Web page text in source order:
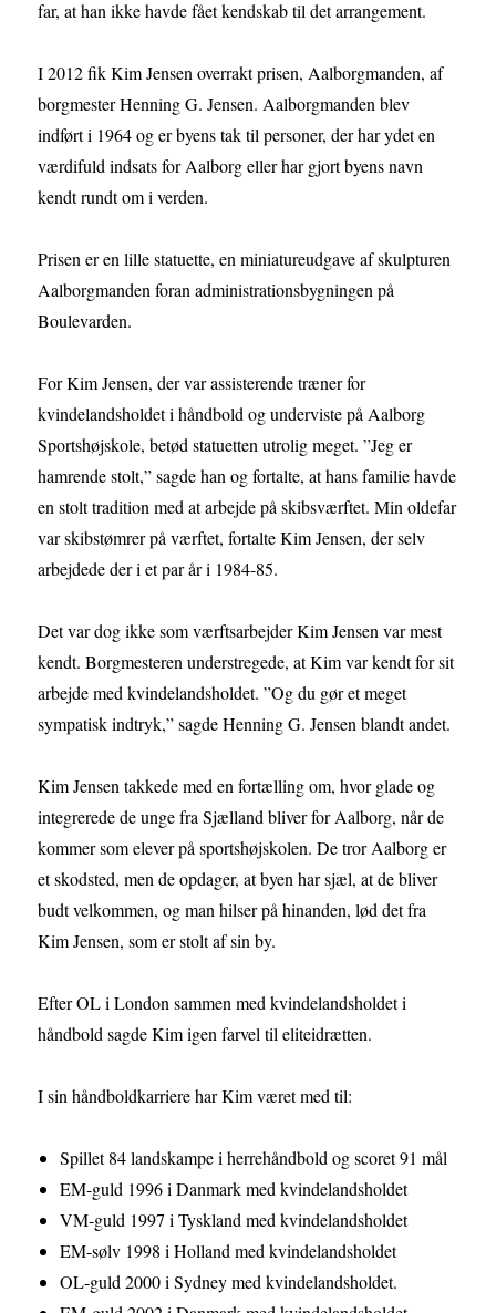
far, at han ikke havde fået kendskab til det arrangement.
I 2012 fik Kim Jensen overrakt prisen, Aalborgmanden, af
borgmester Henning G. Jensen. Aalborgmanden blev
indført i 1964 og er byens tak til personer, der har ydet en
værdifuld indsats for Aalborg eller har gjort byens navn
kendt rundt om i verden.
Prisen er en lille statuette, en miniatureudgave af skulpturen
Aalborgmanden foran administrationsbygningen på
Boulevarden.
For Kim Jensen, der var assisterende træner for
kvindelandsholdet i håndbold og underviste på Aalborg
Sportshøjskole, betød statuetten utrolig meget. ”Jeg er
hamrende stolt,” sagde han og fortalte, at hans familie havde
en stolt tradition med at arbejde på skibsværftet. Min oldefar
var skibstømrer på værftet, fortalte Kim Jensen, der selv
arbejdede der i et par år i 1984-85.
Det var dog ikke som værftsarbejder Kim Jensen var mest
kendt. Borgmesteren understregede, at Kim var kendt for sit
arbejde med kvindelandsholdet. ”Og du gør et meget
sympatisk indtryk,” sagde Henning G. Jensen blandt andet.
Kim Jensen takkede med en fortælling om, hvor glade og
integrerede de unge fra Sjælland bliver for Aalborg, når de
kommer som elever på sportshøjskolen. De tror Aalborg er
et skodsted, men de opdager, at byen har sjæl, at de bliver
budt velkommen, og man hilser på hinanden, lød det fra
Kim Jensen, som er stolt af sin by.
Efter OL i London sammen med kvindelandsholdet i
håndbold sagde Kim igen farvel til eliteidrætten.
I sin håndboldkarriere har Kim været med til:
Spillet 84 landskampe i herrehåndbold og scoret 91 mål
EM-guld 1996 i Danmark med kvindelandsholdet
VM-guld 1997 i Tyskland med kvindelandsholdet
EM-sølv 1998 i Holland med kvindelandsholdet
OL-guld 2000 i Sydney med kvindelandsholdet.